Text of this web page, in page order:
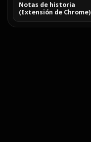
Notas de historia
(Extensión de Chrome)